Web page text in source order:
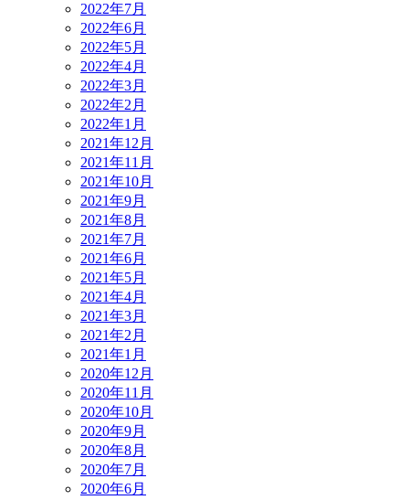
2022年7月
2022年6月
2022年5月
2022年4月
2022年3月
2022年2月
2022年1月
2021年12月
2021年11月
2021年10月
2021年9月
2021年8月
2021年7月
2021年6月
2021年5月
2021年4月
2021年3月
2021年2月
2021年1月
2020年12月
2020年11月
2020年10月
2020年9月
2020年8月
2020年7月
2020年6月